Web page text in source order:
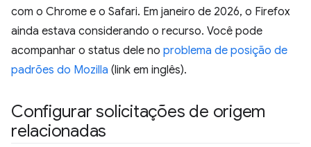
com o Chrome e o Safari. Em janeiro de 2026, o Firefox
ainda estava considerando o recurso. Você pode
acompanhar o status dele no problema de posição de
padrões do Mozilla (link em inglês).
Configurar solicitações de origem
relacionadas